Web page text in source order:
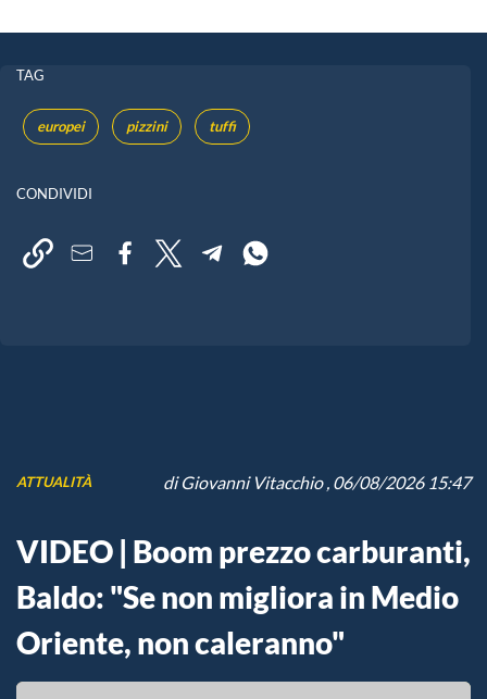
TAG
europei pizzini tuffi
CONDIVIDI
ATTUALITÀ diGiovanni Vitacchio, 06/08/2026 15:47
VIDEO | Boom prezzo carburanti,
Baldo: "Se non migliora in Medio
Oriente, non caleranno"